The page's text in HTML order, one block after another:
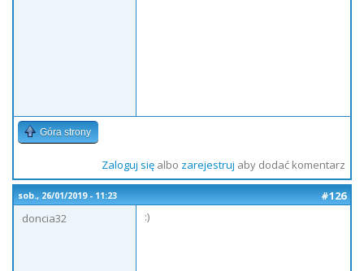
Góra strony
Zaloguj sięalbo zarejestruj aby dodać komentarz
sob., 26/01/2019 - 11:23
#126
doncia32
:)